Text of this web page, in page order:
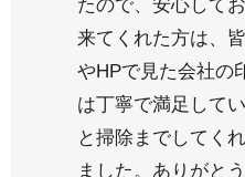
たので、安心して
来てくれた方は、
やHPで見た会社の
は丁寧で満足して
と掃除までしてく
ました。ありがと